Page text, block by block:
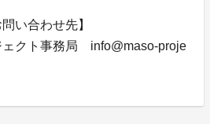
い合わせ先】
ェクト事務局 info@maso-proje